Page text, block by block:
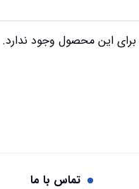
این محصول وجود ندارد.
تماس با ما